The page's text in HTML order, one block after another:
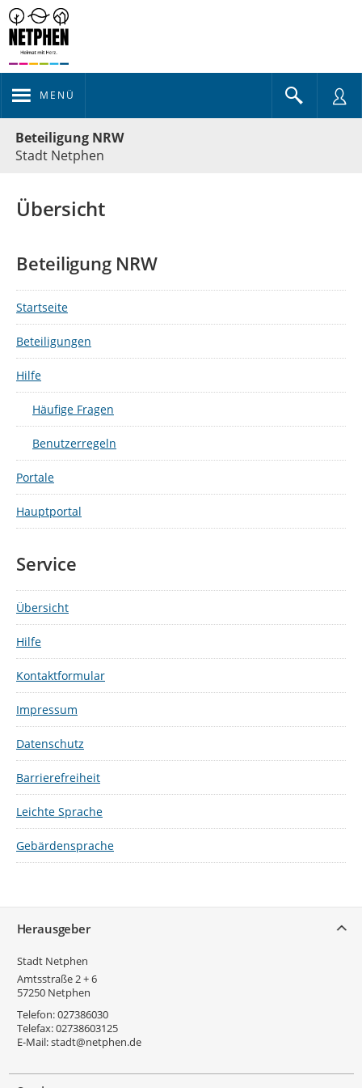
MENÜ
Beteiligung NRW
Stadt Netphen
Übersicht
Beteiligung NRW
Startseite
Beteiligungen
Hilfe
Häufige Fragen
Benutzerregeln
Portale
Hauptportal
Service
Übersicht
Hilfe
Kontaktformular
Impressum
Datenschutz
Barrierefreiheit
Leichte Sprache
Gebärdensprache
Herausgeber
Stadt Netphen
Amtsstraße 2 + 6
57250 Netphen
Telefon:027386030
Telefax:02738603125
E-Mail:stadt@netphen.de